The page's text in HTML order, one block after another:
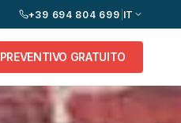
+39 694 804 699 IT
PREVENTIVO GRATUITO